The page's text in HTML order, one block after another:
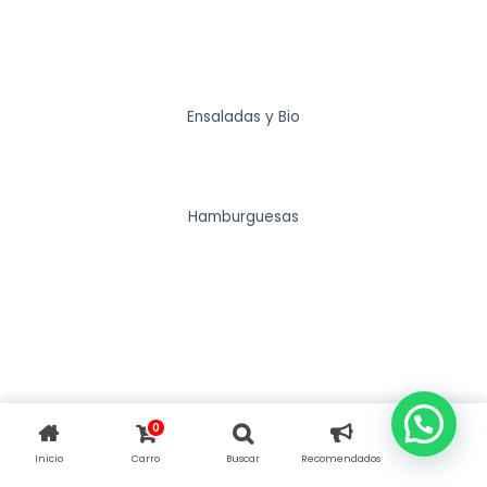
Ensaladas y Bio
Hamburguesas
Inicio
0
Carro Buscar Recomendados